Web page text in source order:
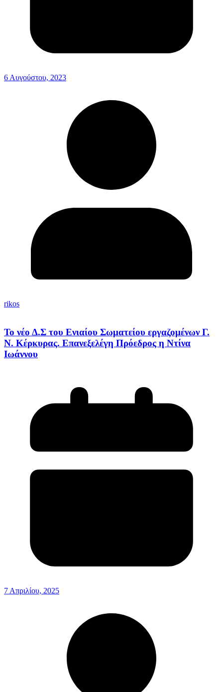
6 Αυγούστου, 2023
rikos
Το νέο Δ.Σ του Ενιαίου Σωματείου εργαζομένων Γ.
Ν. Κέρκυρας. Επανεξελέγη Πρόεδρος η Ντίνα
Ιωάννου
7 Απριλίου, 2025